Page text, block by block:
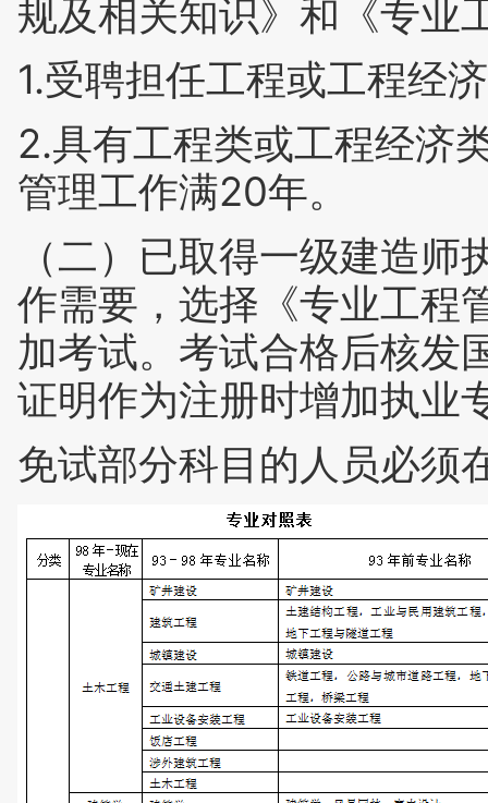
规及相关知识》和《专业
1.受聘担任工程或工程经
2.具有工程类或工程经济
管理工作满20年。
（二）已取得一级建造
作需要，选择《专业工程
加考试。考试合格后核发
证明作为注册时增加执业
免试部分科目的人员必须